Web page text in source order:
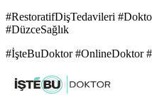
#RestoratifDişTedavileri
#DüzceSağlık
#İşteBuDoktor #OnlineDoktor